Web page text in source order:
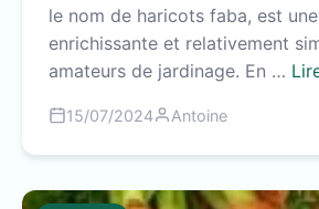
le nom de haricots faba, est
enrichissante et relativement
amateurs de jardinage. En …
15/07/2024 Antoine